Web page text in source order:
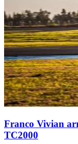
Franco Vivian
TC2000